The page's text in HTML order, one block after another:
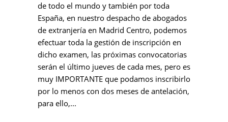
de todo el mundo y también por toda
España, en nuestro despacho de abogados
de extranjería en Madrid Centro, podemos
efectuar toda la gestión de inscripción en
dicho examen, las próximas convocatorias
serán el último jueves de cada mes, pero es
muy IMPORTANTE que podamos inscribirlo
por lo menos con dos meses de antelación,
para ello,...